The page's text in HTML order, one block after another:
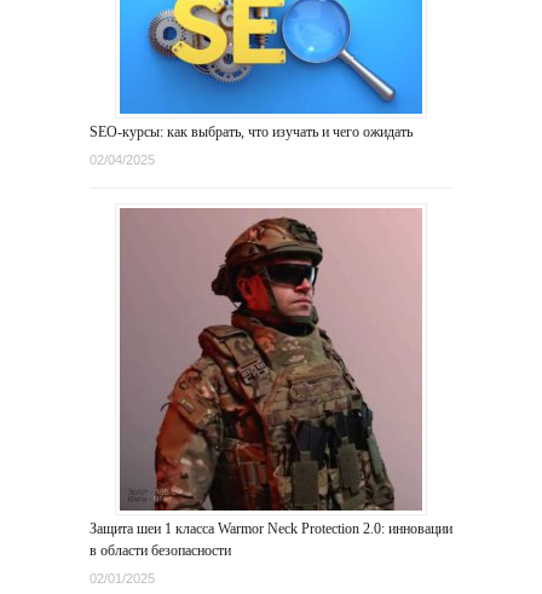
SEO-курсы: как выбрать, что изучать и чего ожидать
02/04/2025
Защита шеи 1 класса Warmor Neck Protection 2.0: инновации
в области безопасности
02/01/2025